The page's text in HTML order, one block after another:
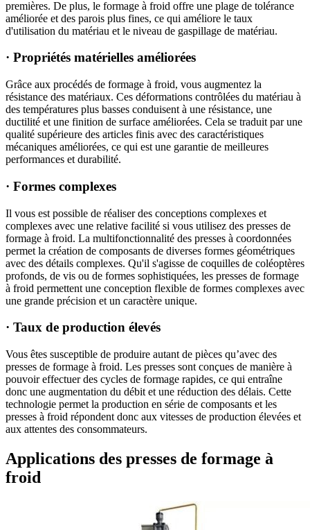
premières. De plus, le formage à froid offre une plage de tolérance
améliorée et des parois plus fines, ce qui améliore le taux
d'utilisation du matériau et le niveau de gaspillage de matériau.
· Propriétés matérielles améliorées
Grâce aux procédés de formage à froid, vous augmentez la
résistance des matériaux. Ces déformations contrôlées du matériau à
des températures plus basses conduisent à une résistance, une
ductilité et une finition de surface améliorées. Cela se traduit par une
qualité supérieure des articles finis avec des caractéristiques
mécaniques améliorées, ce qui est une garantie de meilleures
performances et durabilité.
· Formes complexes
Il vous est possible de réaliser des conceptions complexes et
complexes avec une relative facilité si vous utilisez des presses de
formage à froid. La multifonctionnalité des presses à coordonnées
permet la création de composants de diverses formes géométriques
avec des détails complexes. Qu'il s'agisse de coquilles de coléoptères
profonds, de vis ou de formes sophistiquées, les presses de formage
à froid permettent une conception flexible de formes complexes avec
une grande précision et un caractère unique.
· Taux de production élevés
Vous êtes susceptible de produire autant de pièces qu’avec des
presses de formage à froid. Les presses sont conçues de manière à
pouvoir effectuer des cycles de formage rapides, ce qui entraîne
donc une augmentation du débit et une réduction des délais. Cette
technologie permet la production en série de composants et les
presses à froid répondent donc aux vitesses de production élevées et
aux attentes des consommateurs.
Applications des presses de formage à
froid